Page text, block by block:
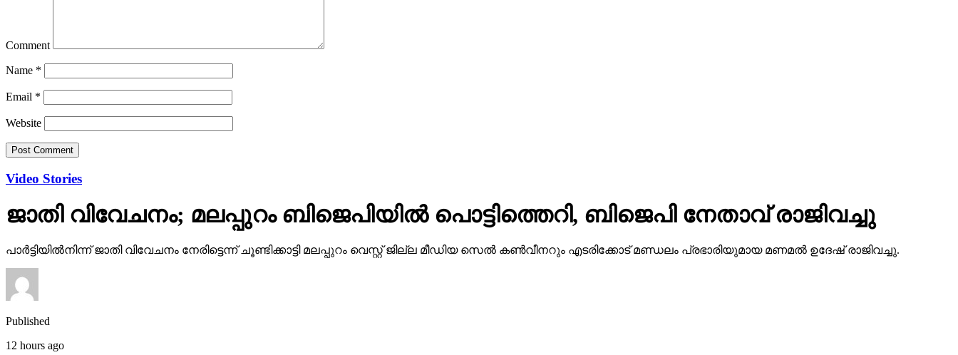
Comment
Name *
Email *
Website
Video Stories
ജാതി വിവേചനം; മലപ്പുറം ബിജെപിയില്‍ പൊട്ടിത്തെറി, ബിജെപി നേതാവ് രാജിവച്ചു
പാര്‍ട്ടിയില്‍നിന്ന് ജാതി വിവേചനം നേരിട്ടെന്ന് ചൂണ്ടിക്കാട്ടി മലപ്പുറം വെസ്റ്റ് ജില്ല മീഡിയ സെല്‍ കണ്‍വീനറും എടരിക്കോട് മണ്ഡലം പ്രഭാരിയുമായ മണമല്‍ ഉദേഷ് രാജിവച്ചു.
Published
12 hours ago